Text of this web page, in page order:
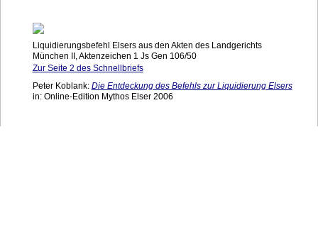
Liquidierungsbefehl Elsers aus den Akten des Landgerichts
München II, Aktenzeichen 1 Js Gen 106/50
Zur Seite 2 des Schnellbriefs
Peter Koblank: Die Entdeckung des Befehls zur Liquidierung Elsers
in: Online-Edition Mythos Elser 2006